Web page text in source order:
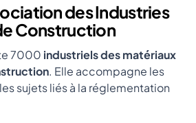
des Industries
Construction
7000 industriels des matériaux
. Elle accompagne les
sujets liés à la réglementation